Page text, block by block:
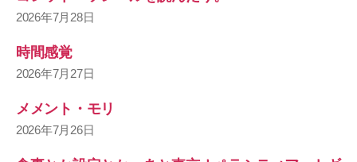
2026年7月28日
時間感覚
2026年7月27日
メメント・モリ
2026年7月26日